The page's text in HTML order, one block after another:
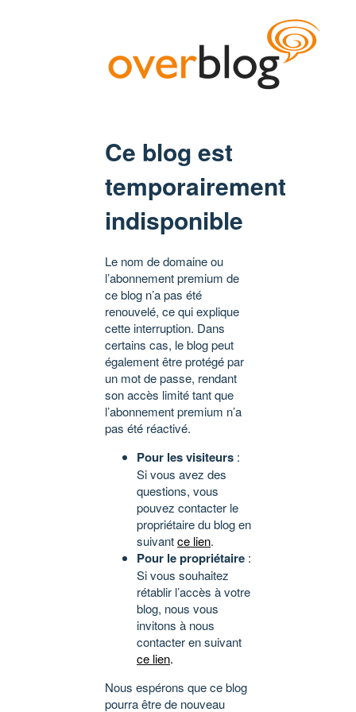
Ce blog est
temporairement
indisponible
Le nom de domaine ou
l’abonnement premium de
ce blog n’a pas été
renouvelé, ce qui explique
cette interruption. Dans
certains cas, le blog peut
également être protégé par
un mot de passe, rendant
son accès limité tant que
l’abonnement premium n’a
pas été réactivé.
Pour les visiteurs :
Si vous avez des
questions, vous
pouvez contacter le
propriétaire du blog en
suivantce lien.
Pour le propriétaire :
Si vous souhaitez
rétablir l’accès à votre
blog, nous vous
invitons à nous
contacter en suivant
ce lien.
Nous espérons que ce blog
pourra être de nouveau